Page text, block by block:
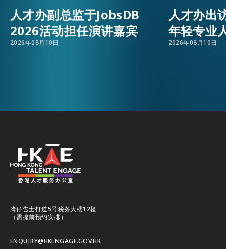
关于我们
常见问题
联络我们
人才办副总监于JobsDB
2026活动担任演讲嘉宾
2026年08月10日
人才办出
年轻专业
2026年08月10日
湾仔告士打道5号税务大楼12楼
（需提前预约安排）
ENQUIRY@HKENGAGE.GOV.HK